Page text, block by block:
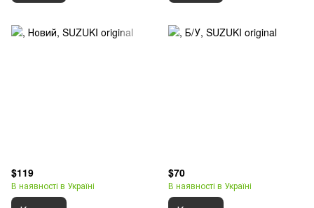
$119
В наявності в Україні
$70
В наявності в Україні